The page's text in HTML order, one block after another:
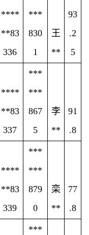
****
**83
336
***
830
1
王
**
93
.2
5
****
**83
337
***
***
867
5
李
**
91
.8
****
**83
339
***
***
879
0
栾
**
77
.8
***